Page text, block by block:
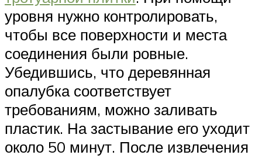
уровня нужно контролировать,
чтобы все поверхности и места
соединения были ровные.
Убедившись, что деревянная
опалубка соответствует
требованиям, можно заливать
пластик. На застывание его уходит
около 50 минут. После извлечения